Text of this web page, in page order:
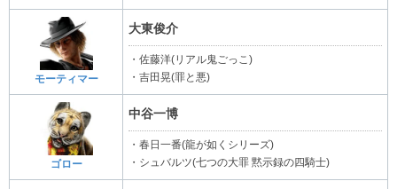
モーティマー
大東俊介
・佐藤洋(リアル鬼ごっこ)
・吉田晃(罪と悪)
ゴロー
中谷一博
・春日一番(龍が如くシリーズ)
・シュバルツ(七つの大罪 黙示録の四騎士)